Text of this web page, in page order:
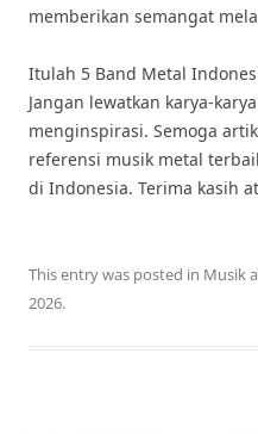
memberikan semangat
Itulah 5 Band Metal
Jangan lewatkan karya-
menginspirasi. Semoga
referensi musik metal
di Indonesia. Terima kasih
This entry was posted in Musik
2026.